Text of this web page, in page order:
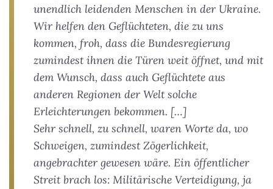
unendlich leidenden Menschen in der Ukraine.
Wir helfen den Geflüchteten, die zu uns
kommen, froh, dass die Bundesregierung
zumindest ihnen die Türen weit öffnet, und mit
dem Wunsch, dass auch Geflüchtete aus
anderen Regionen der Welt solche
Erleichterungen bekommen. […]
Sehr schnell, zu schnell, waren Worte da, wo
Schweigen, zumindest Zögerlichkeit,
angebrachter gewesen wäre. Ein öffentlicher
Streit brach los: Militärische Verteidigung, ja